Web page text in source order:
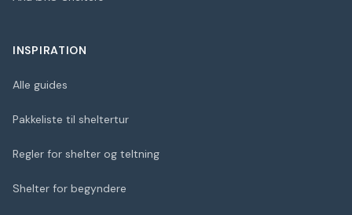
INSPIRATION
Alle guides
Pakkeliste til sheltertur
Regler for shelter og teltning
Shelter for begyndere